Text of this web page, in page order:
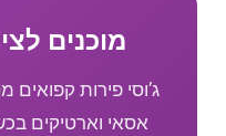
מוכנים
ג’וסי פירות
אסאי וארטיקים